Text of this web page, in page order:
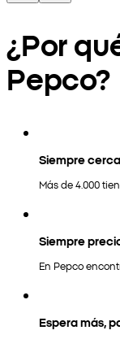
¿Por
Pepco?
Siempre
Más de 4.000
Siempre
En Pepco
Espera más,